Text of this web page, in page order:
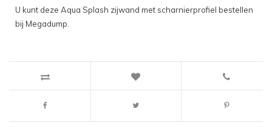
U kunt deze Aqua Splash zijwand met scharnierprofiel bestellen
bij Megadump.